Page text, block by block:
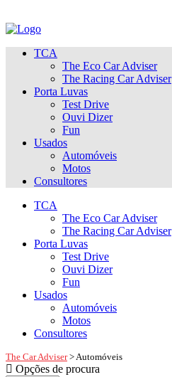
TCA
The Eco Car Adviser
The Racing Car Adviser
Porta Luvas
Test Drive
Ouvi Dizer
Fun
Usados
Automóveis
Motos
Consultores
TCA
The Eco Car Adviser
The Racing Car Adviser
Porta Luvas
Test Drive
Ouvi Dizer
Fun
Usados
Automóveis
Motos
Consultores
The Car Adviser>Automóveis
Opções de procura